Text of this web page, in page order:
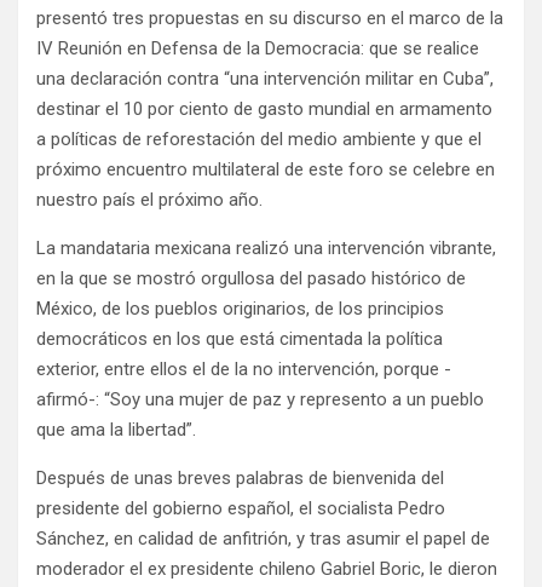
presentó tres propuestas en su discurso en el marco de la
IV Reunión en Defensa de la Democracia: que se realice
una declaración contra “una intervención militar en Cuba”,
destinar el 10 por ciento de gasto mundial en armamento
a políticas de reforestación del medio ambiente y que el
próximo encuentro multilateral de este foro se celebre en
nuestro país el próximo año.
La mandataria mexicana realizó una intervención vibrante,
en la que se mostró orgullosa del pasado histórico de
México, de los pueblos originarios, de los principios
democráticos en los que está cimentada la política
exterior, entre ellos el de la no intervención, porque -
afirmó-: “Soy una mujer de paz y represento a un pueblo
que ama la libertad”.
Después de unas breves palabras de bienvenida del
presidente del gobierno español, el socialista Pedro
Sánchez, en calidad de anfitrión, y tras asumir el papel de
moderador el ex presidente chileno Gabriel Boric, le dieron